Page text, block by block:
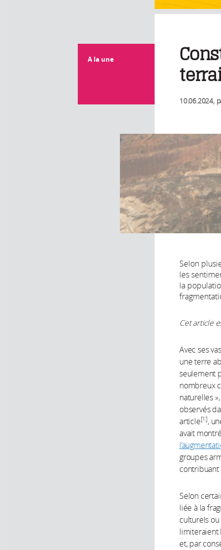
A la une
10.06.2024,
Selon
les
la
Cet article
Avec ses
une terre
seulement
nombreux
naturelles
observés
article[1],
avait
groupes
contribuant
Selon
liée à la
culturels
limiteraient
et, par